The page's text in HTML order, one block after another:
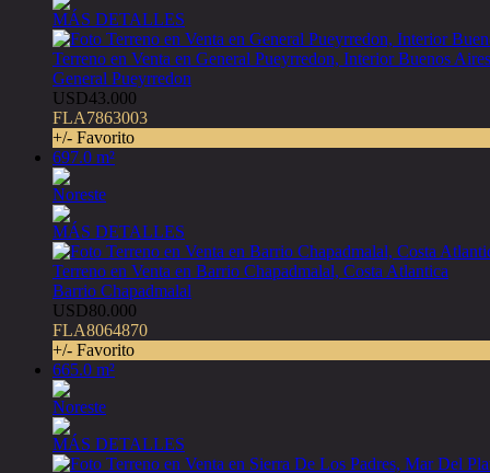
MÁS DETALLES
Terreno en Venta en General Pueyrredon, Interior Buenos Aires
General Pueyrredon
USD43.000
FLA7863003
+/- Favorito
697.0 m²
Noreste
MÁS DETALLES
Terreno en Venta en Barrio Chapadmalal, Costa Atlantica
Barrio Chapadmalal
USD80.000
FLA8064870
+/- Favorito
665.0 m²
Noreste
MÁS DETALLES